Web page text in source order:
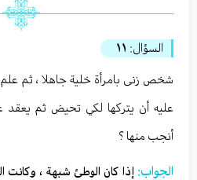
السؤال: ١١
شخص زنى بامرأة خلية جاهلا ، ثم
عليه أن يتركها لكي تحيض ثم يعقد
أنجب منها ؟
الجواب: إذا كان الوطئ شبهة ، وكانت